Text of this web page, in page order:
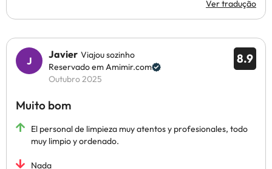
Ver tradução
8.9
Javier Viajou sozinho
Reservado em Amimir.com
Outubro 2025
Muito bom
El personal de limpieza muy atentos y profesionales, todo
muy limpio y ordenado.
Nada